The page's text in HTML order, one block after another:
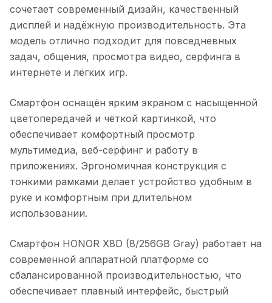
сочетает современный дизайн, качественный
дисплей и надёжную производительность. Эта
модель отлично подходит для повседневных
задач, общения, просмотра видео, серфинга в
интернете и лёгких игр.
Смартфон оснащён ярким экраном с насыщенной
цветопередачей и чёткой картинкой, что
обеспечивает комфортный просмотр
мультимедиа, веб-серфинг и работу в
приложениях. Эргономичная конструкция с
тонкими рамками делает устройство удобным в
руке и комфортным при длительном
использовании.
Смартфон HONOR X8D (8/256GB Gray) работает на
современной аппаратной платформе со
сбалансированной производительностью, что
обеспечивает плавный интерфейс, быстрый